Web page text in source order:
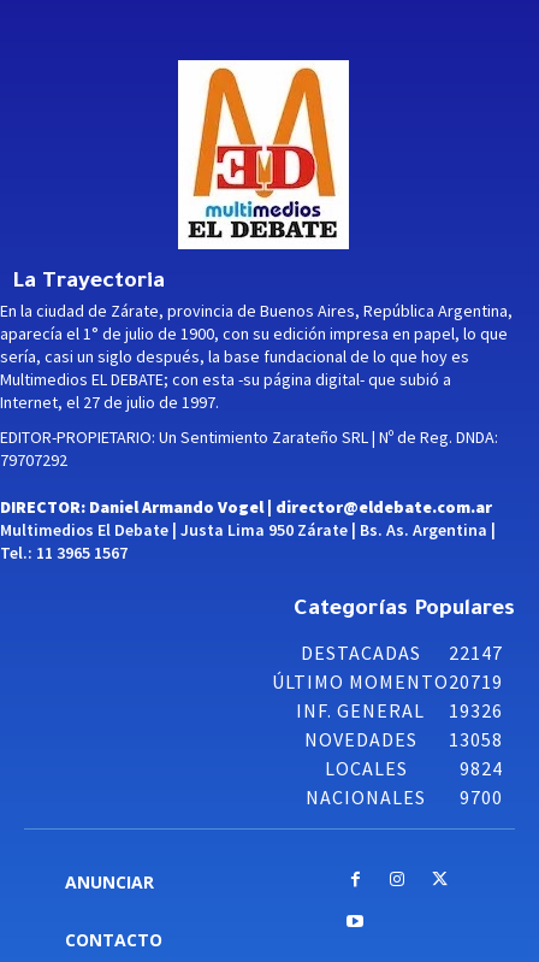
La Trayectoria
En la ciudad de Zárate, provincia de Buenos Aires, República Argentina,
aparecía el 1° de julio de 1900, con su edición impresa en papel, lo que
sería, casi un siglo después, la base fundacional de lo que hoy es
Multimedios EL DEBATE; con esta -su página digital- que subió a
Internet, el 27 de julio de 1997.
EDITOR-PROPIETARIO: Un Sentimiento Zarateño SRL | Nº de Reg. DNDA:
79707292
DIRECTOR: Daniel Armando Vogel | director@eldebate.com.ar
Multimedios El Debate | Justa Lima 950 Zárate | Bs. As. Argentina |
Tel.: 11 3965 1567
Categorías Populares
DESTACADAS
22147
ÚLTIMO MOMENTO20719
INF. GENERAL
19326
NOVEDADES
13058
LOCALES
9824
NACIONALES
9700
ANUNCIAR
CONTACTO